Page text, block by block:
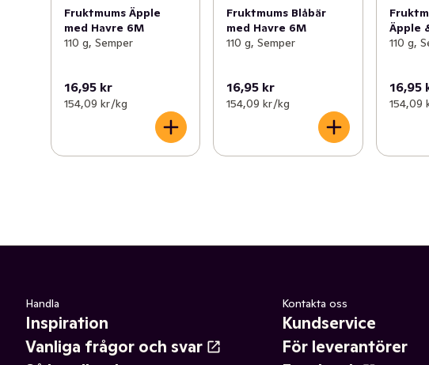
Fruktmums Äpple
med Havre 6M
110 g, Semper
16,95 kr
154,09 kr /kg
Fruktmums Blåbär
med Havre 6M
110 g, Semper
16,95 kr
154,09 kr /kg
Äpple
110 g,
16,95
154,09
Handla
Inspiration
Vanliga frågor och svar
Kontakta oss
Kundservice
För leverantörer